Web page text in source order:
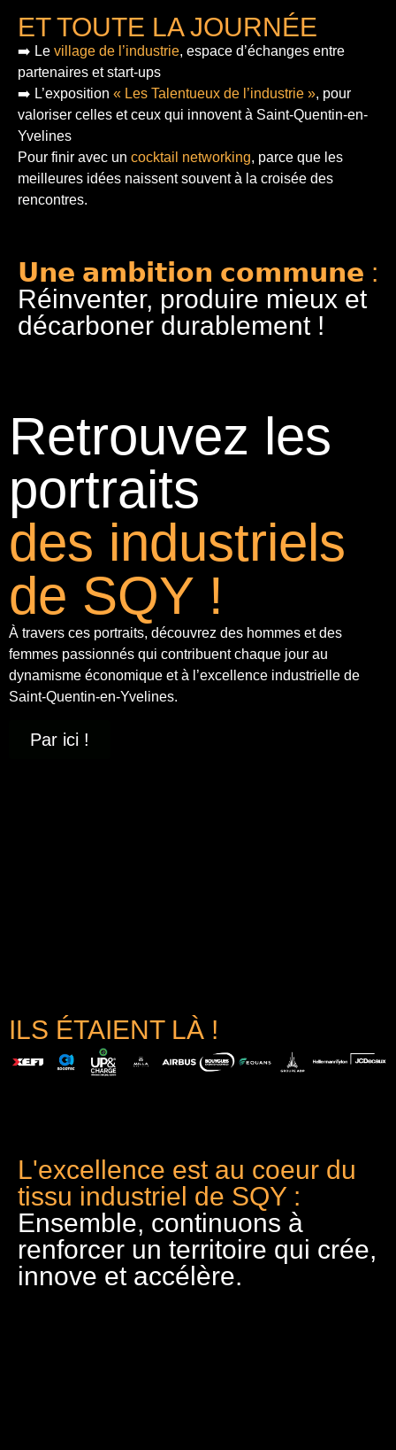
ET TOUTE LA JOURNÉE
➡️ Le village de l’industrie, espace d’échanges entre
partenaires et start-ups
➡️ L’exposition « Les Talentueux de l’industrie », pour
valoriser celles et ceux qui innovent à Saint-Quentin-en-
Yvelines
Pour finir avec un cocktail networking, parce que les
meilleures idées naissent souvent à la croisée des
rencontres.
𝗨𝗻𝗲 𝗮𝗺𝗯𝗶𝘁𝗶𝗼𝗻 𝗰𝗼𝗺𝗺𝘂𝗻𝗲 :
Réinventer, produire mieux et
décarboner durablement !
Retrouvez les
portraits
des industriels
de SQY !
À travers ces portraits, découvrez des hommes et des
femmes passionnés qui contribuent chaque jour au
dynamisme économique et à l’excellence industrielle de
Saint-Quentin-en-Yvelines.
Par ici !
ILS ÉTAIENT LÀ !
L'excellence est au coeur du
tissu industriel de SQY :
Ensemble, continuons à
renforcer un territoire qui crée,
innove et accélère.